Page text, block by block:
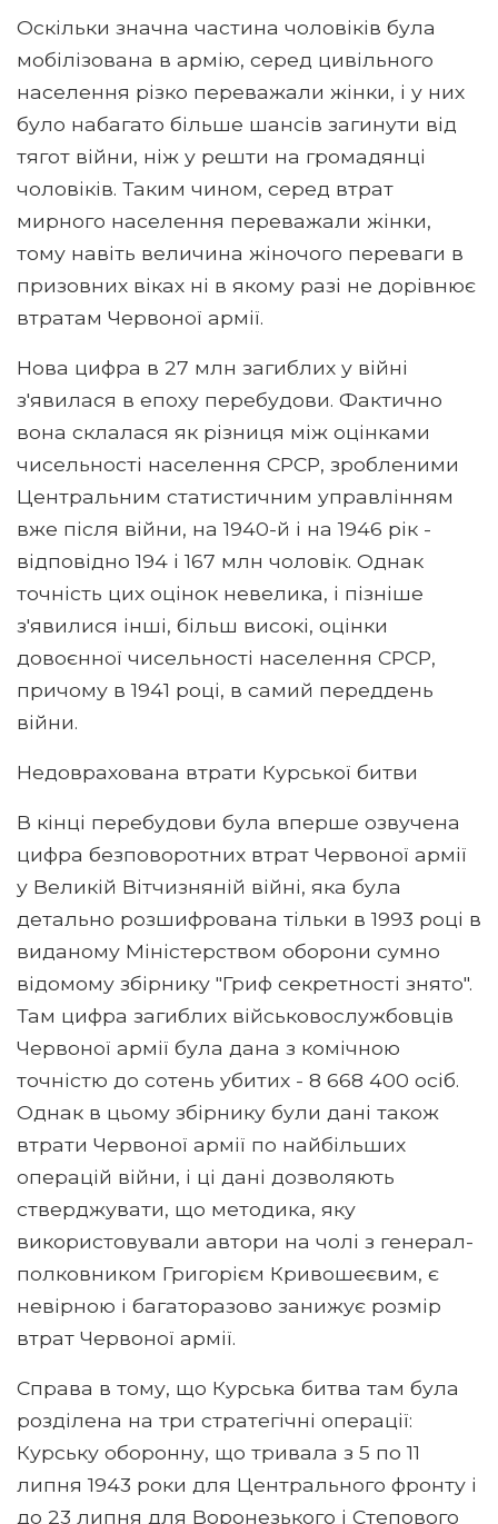
Оскільки значна частина чоловіків була
мобілізована в армію, серед цивільного
населення різко переважали жінки, і у них
було набагато більше шансів загинути від
тягот війни, ніж у решти на громадянці
чоловіків. Таким чином, серед втрат
мирного населення переважали жінки,
тому навіть величина жіночого переваги в
призовних віках ні в якому разі не дорівнює
втратам Червоної армії.
Нова цифра в 27 млн ​​загиблих у війні
з'явилася в епоху перебудови. Фактично
вона склалася як різниця між оцінками
чисельності населення СРСР, зробленими
Центральним статистичним управлінням
вже після війни, на 1940-й і на 1946 рік -
відповідно 194 і 167 млн ​​чоловік. Однак
точність цих оцінок невелика, і пізніше
з'явилися інші, більш високі, оцінки
довоєнної чисельності населення СРСР,
причому в 1941 році, в самий переддень
війни.
Недоврахована втрати Курської битви
В кінці перебудови була вперше озвучена
цифра безповоротних втрат Червоної армії
у Великій Вітчизняній війні, яка була
детально розшифрована тільки в 1993 році в
виданому Міністерством оборони сумно
відомому збірнику "Гриф секретності знято".
Там цифра загиблих військовослужбовців
Червоної армії була дана з комічною
точністю до сотень убитих - 8 668 400 осіб.
Однак в цьому збірнику були дані також
втрати Червоної армії по найбільших
операцій війни, і ці дані дозволяють
стверджувати, що методика, яку
використовували автори на чолі з генерал-
полковником Григорієм Кривошеєвим, є
невірною і багаторазово занижує розмір
втрат Червоної армії.
Справа в тому, що Курська битва там була
розділена на три стратегічні операції:
Курську оборонну, що тривала з 5 по 11
липня 1943 роки для Центрального фронту і
до 23 липня для Воронезького і Степового